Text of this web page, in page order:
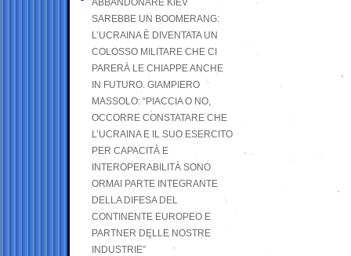
ABBANDONARE KIEV
SAREBBE UN BOOMERANG:
L’UCRAINA È DIVENTATA UN
COLOSSO MILITARE CHE CI
PARERÀ LE CHIAPPE ANCHE
IN FUTURO. GIAMPIERO
MASSOLO: “PIACCIA O NO,
OCCORRE CONSTATARE CHE
L’UCRAINA E IL SUO ESERCITO
PER CAPACITÀ E
INTEROPERABILITÀ SONO
ORMAI PARTE INTEGRANTE
DELLA DIFESA DEL
CONTINENTE EUROPEO E
PARTNER DELLE NOSTRE
INDUSTRIE”